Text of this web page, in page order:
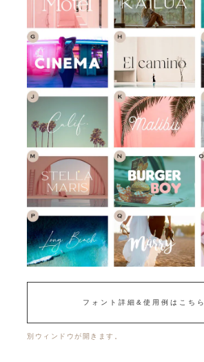
フォント詳細&使用例はこちら
別ウィンドウが開きます。